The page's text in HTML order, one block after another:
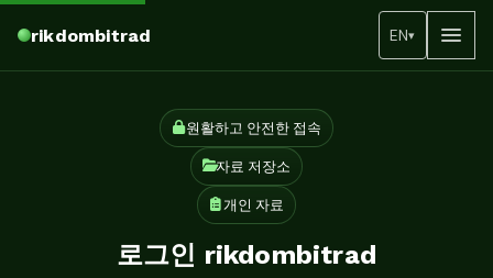
rikdombitrad EN▾
원활하고 안전한 접속
자료 저장소
개인 자료
로그인 rikdombitrad